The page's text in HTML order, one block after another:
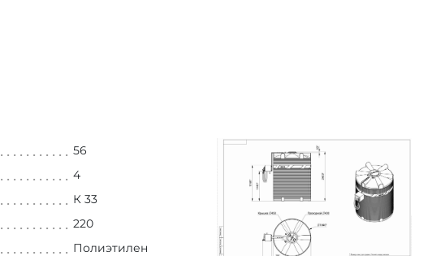
56
4
К 33
220
Полиэтилен